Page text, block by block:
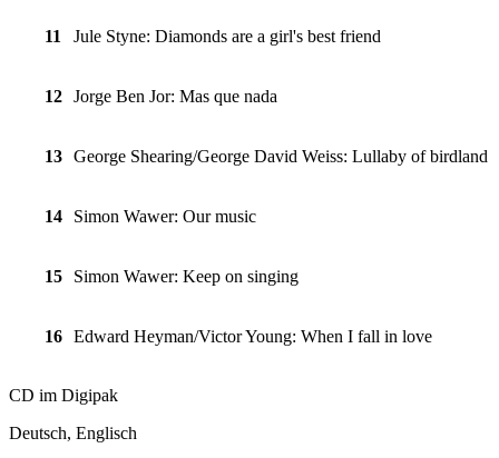
11 Jule Styne: Diamonds are a girl's best friend
12 Jorge Ben Jor: Mas que nada
13 George Shearing/George David Weiss: Lullaby of birdland
14 Simon Wawer: Our music
15 Simon Wawer: Keep on singing
16 Edward Heyman/Victor Young: When I fall in love
CD im Digipak
Deutsch, Englisch